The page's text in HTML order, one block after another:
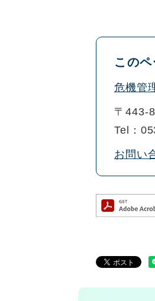
この
危機管
〒443-
Tel：
お問い